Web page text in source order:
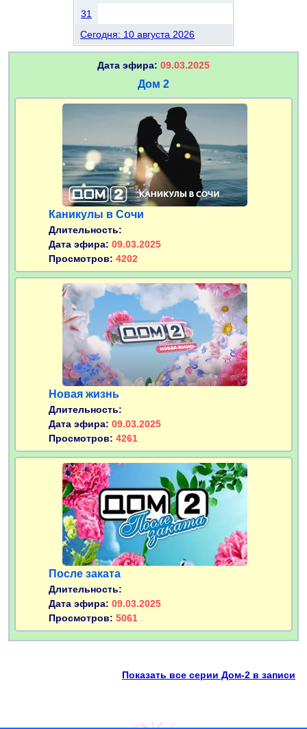
31
Сегодня: 10 августа 2026
Дата эфира: 09.03.2025
Дом 2
Каникулы в Сочи
Длительность:
Дата эфира: 09.03.2025
Просмотров: 4202
Новая жизнь
Длительность:
Дата эфира: 09.03.2025
Просмотров: 4261
После заката
Длительность:
Дата эфира: 09.03.2025
Просмотров: 5061
Показать все серии Дом-2 в записи